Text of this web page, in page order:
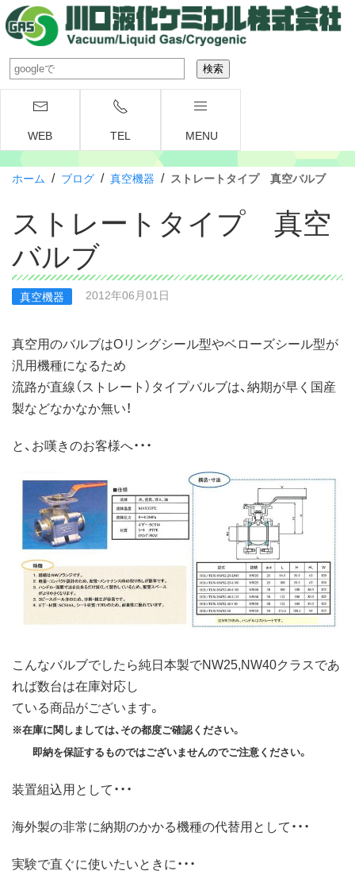
WEB TEL MENU
ホーム / ブログ / 真空機器 / ストレートタイプ 真空バルブ
ストレートタイプ 真空
バルブ
真空機器 2012年06月01日
真空用のバルブはOリングシール型やベローズシール型が
汎用機種になるため
流路が直線（ストレート）タイプバルブは、納期が早く国産
製などなかなか無い！
と、お嘆きのお客様へ・・・
こんなバルブでしたら純日本製でNW25,NW40クラスであ
れば数台は在庫対応し
ている商品がございます。
※在庫に関しましては、その都度ご確認ください。
即納を保証するものではございませんのでご注意ください。
装置組込用として・・・
海外製の非常に納期のかかる機種の代替用として・・・
実験で直ぐに使いたいときに・・・